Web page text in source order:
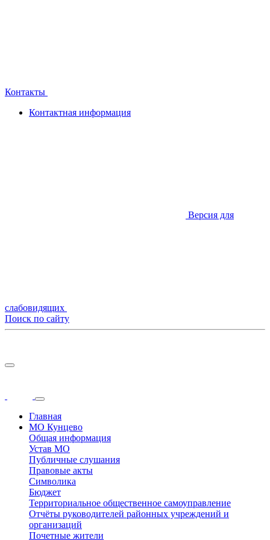
Контакты
Контактная информация
Версия для
слабовидящих
Поиск по сайту
Главная
МО Кунцево
Общая информация
Устав МО
Публичные слушания
Правовые акты
Символика
Бюджет
Территориальное общественное самоуправление
Отчёты руководителей районных учреждений и
организаций
Почетные жители